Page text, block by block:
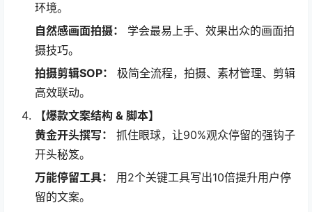
环境。
自然感画面拍摄：​
​ 学会最易上手、效果出众的画面拍
摄技巧。
拍摄剪辑SOP：​
​ 极简全流程，拍摄、素材管理、剪辑
高效联动。
​【爆款文案结构 & 脚本】​
黄金开头撰写：​
​ 抓住眼球，让90%观众停留的强钩子
开头秘笈。
万能停留工具：​
​ 用2个关键工具写出10倍提升用户停
留的文案。